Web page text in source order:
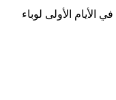
الأيام الأولى لوباء